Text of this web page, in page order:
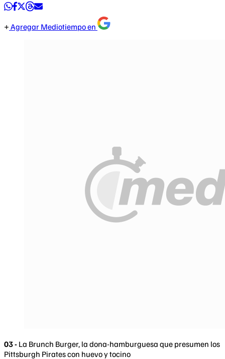
Agregar Mediotiempo en
03 - La Brunch Burger, la dona-hamburguesa que presumen los
Pittsburgh Pirates con huevo y tocino